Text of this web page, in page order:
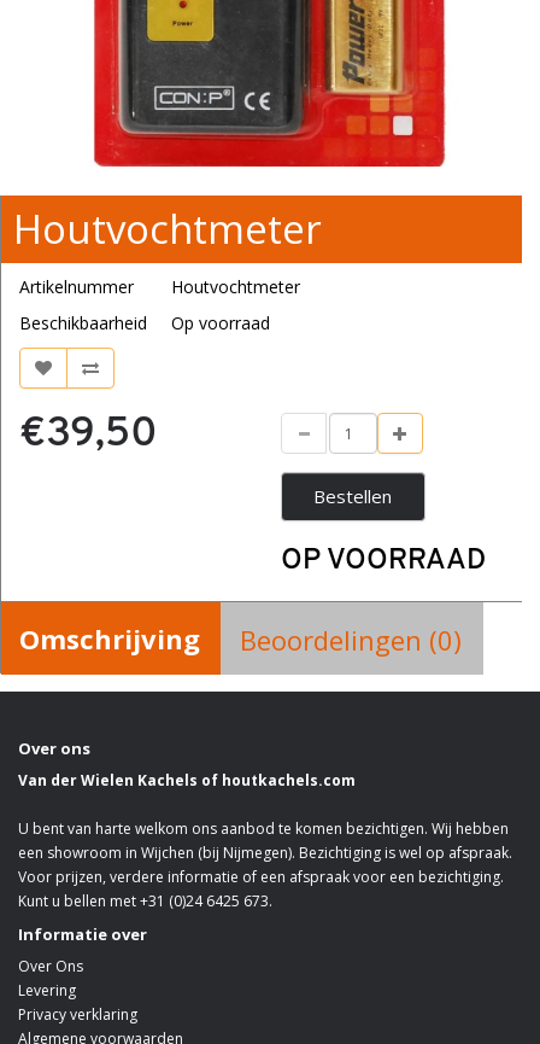
Houtvochtmeter
Artikelnummer
Houtvochtmeter
Beschikbaarheid
Op voorraad
€39,50
Bestellen
OP VOORRAAD
Omschrijving Beoordelingen (0)
Over ons
Van der Wielen Kachels of houtkachels.com
U bent van harte welkom ons aanbod te komen bezichtigen. Wij hebben
een showroom in Wijchen (bij Nijmegen). Bezichtiging is wel op afspraak.
Voor prijzen, verdere informatie of een afspraak voor een bezichtiging.
Kunt u bellen met +31 (0)24 6425 673.
Informatie over
Over Ons
Levering
Privacy verklaring
Algemene voorwaarden